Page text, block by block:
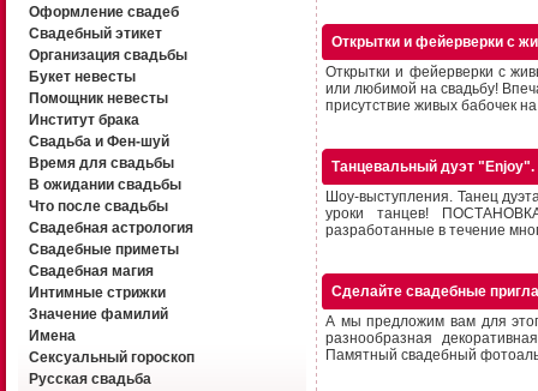
Оформление свадеб
Свадебный этикет
Организация свадьбы
Букет невесты
Помощник невесты
Институт брака
Свадьба и Фен-шуй
Время для свадьбы
В ожидании свадьбы
Что после свадьбы
Свадебная астрология
Свадебные приметы
Свадебная магия
Интимные стрижки
Значение фамилий
Имена
Сексуальный гороскоп
Русская свадьба
Открытки и фейерверки с
Открытки и фейерверки с
или любимой на свадьбу!
присутствие живых бабочек
Танцевальный дуэт
Шоу-выступления. Танец
уроки танцев!
разработанные в течение
Сделайте свадебные
А мы предложим вам для
разнообразная
Памятный свадебный